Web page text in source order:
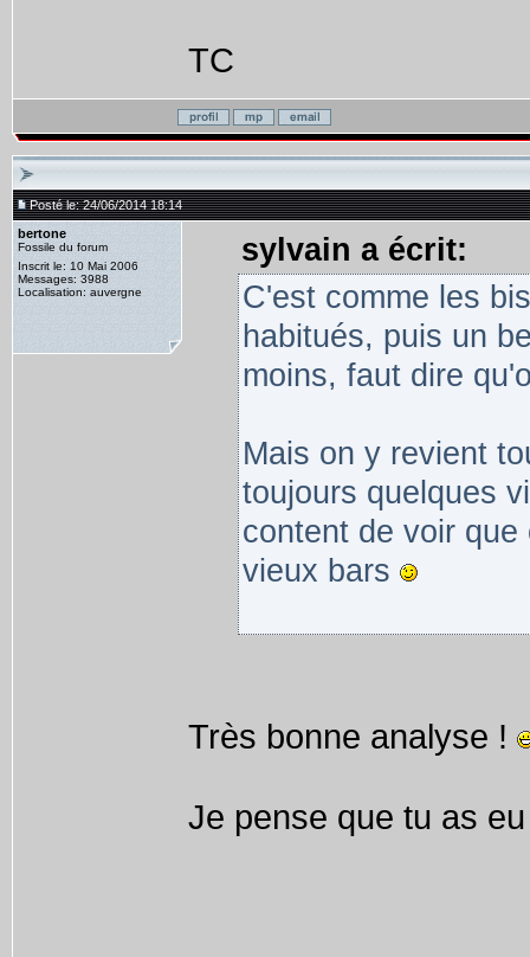
TC
Posté le: 24/06/2014 18:14
bertone
Fossile du forum
Inscrit le: 10 Mai 2006
Messages: 3988
Localisation: auvergne
sylvain a écrit:
C'est comme les
habitués, puis un
moins, faut dire
Mais on y revient
toujours quelques
content de voir
vieux bars
Très bonne analyse !
Je pense que tu as